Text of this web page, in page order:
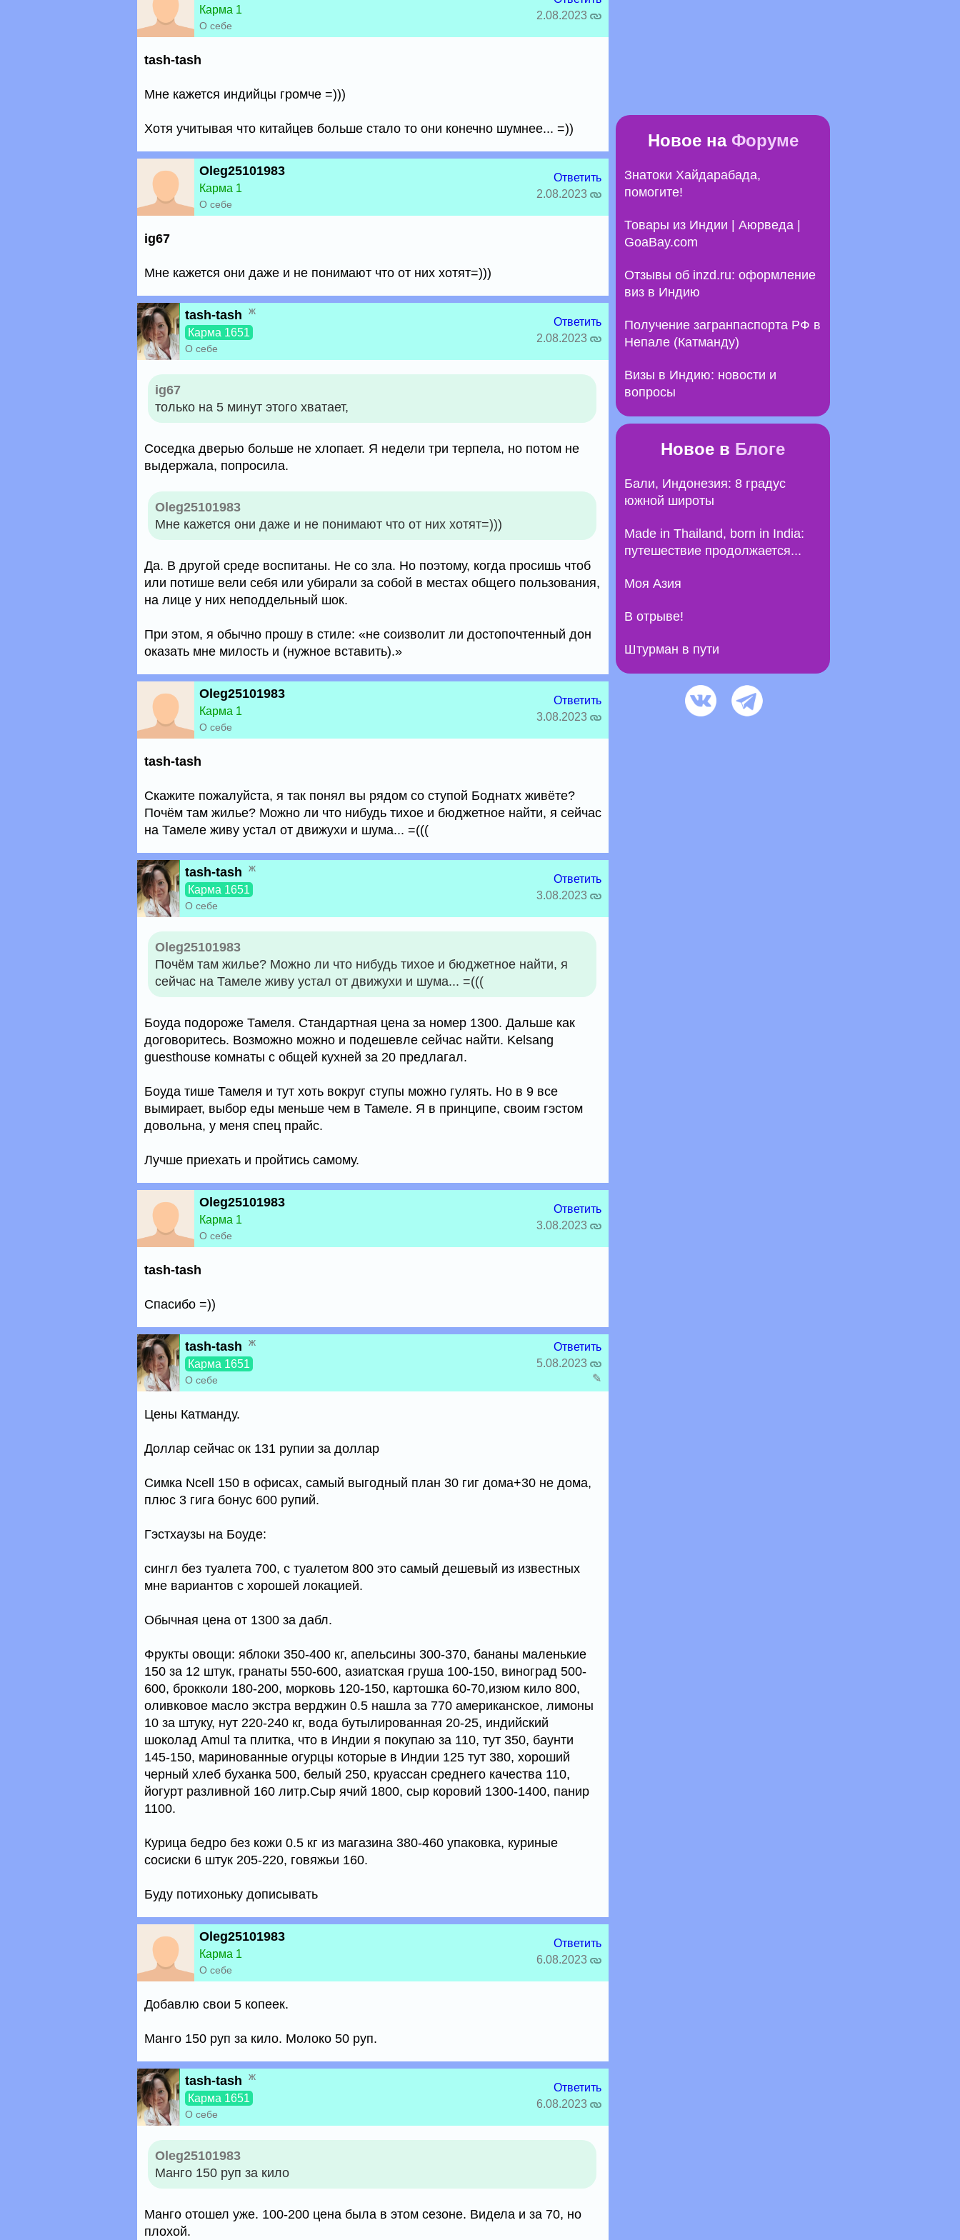
Карма 1
О себе
2.08.2023
tash-tash
Мне кажется индийцы громче =)))
Хотя учитывая что китайцев больше стало то они конечно шумнее... =))
Oleg25101983
Карма 1
О себе
Ответить
2.08.2023
ig67
Мне кажется они даже и не понимают что от них хотят=)))
tash-tash ж
Карма 1651
О себе
Ответить
2.08.2023
ig67
только на 5 минут этого хватает,
Соседка дверью больше не хлопает. Я недели три терпела, но потом не
выдержала, попросила.
Oleg25101983
Мне кажется они даже и не понимают что от них хотят=)))
Да. В другой среде воспитаны. Не со зла. Но поэтому, когда просишь чтоб
или потише вели себя или убирали за собой в местах общего пользования,
на лице у них неподдельный шок.
При этом, я обычно прошу в стиле: «не соизволит ли достопочтенный дон
оказать мне милость и (нужное вставить).»
Oleg25101983
Карма 1
О себе
Ответить
3.08.2023
tash-tash
Скажите пожалуйста, я так понял вы рядом со ступой Боднатх живёте?
Почём там жилье? Можно ли что нибудь тихое и бюджетное найти, я сейчас
на Тамеле живу устал от движухи и шума... =(((
tash-tash ж
Карма 1651
О себе
Ответить
3.08.2023
Oleg25101983
Почём там жилье? Можно ли что нибудь тихое и бюджетное найти, я
сейчас на Тамеле живу устал от движухи и шума... =(((
Боуда подороже Тамеля. Стандартная цена за номер 1300. Дальше как
договоритесь. Возможно можно и подешевле сейчас найти. Kelsang
guesthouse комнаты с общей кухней за 20 предлагал.
Боуда тише Тамеля и тут хоть вокруг ступы можно гулять. Но в 9 все
вымирает, выбор еды меньше чем в Тамеле. Я в принципе, своим гэстом
довольна, у меня спец прайс.
Лучше приехать и пройтись самому.
Oleg25101983
Карма 1
О себе
Ответить
3.08.2023
tash-tash
Спасибо =))
tash-tash ж
Карма 1651
О себе
Ответить
5.08.2023
✎
Цены Катманду.
Доллар сейчас ок 131 рупии за доллар
Симка Ncell 150 в офисах, самый выгодный план 30 гиг дома+30 не дома,
плюс 3 гига бонус 600 рупий.
Гэстхаузы на Боуде:
сингл без туалета 700, с туалетом 800 это самый дешевый из известных
мне вариантов с хорошей локацией.
Обычная цена от 1300 за дабл.
Фрукты овощи: яблоки 350-400 кг, апельсины 300-370, бананы маленькие
150 за 12 штук, гранаты 550-600, азиатская груша 100-150, виноград 500-
600, брокколи 180-200, морковь 120-150, картошка 60-70,изюм кило 800,
оливковое масло экстра верджин 0.5 нашла за 770 американское, лимоны
10 за штуку, нут 220-240 кг, вода бутылированная 20-25, индийский
шоколад Amul та плитка, что в Индии я покупаю за 110, тут 350, баунти
145-150, маринованные огурцы которые в Индии 125 тут 380, хороший
черный хлеб буханка 500, белый 250, круассан среднего качества 110,
йогурт разливной 160 литр.Сыр ячий 1800, сыр коровий 1300-1400, панир
1100.
Курица бедро без кожи 0.5 кг из магазина 380-460 упаковка, куриные
сосиски 6 штук 205-220, говяжьи 160.
Буду потихоньку дописывать
Oleg25101983
Карма 1
О себе
Ответить
6.08.2023
Добавлю свои 5 копеек.
Манго 150 руп за кило. Молоко 50 руп.
tash-tash ж
Карма 1651
О себе
Ответить
6.08.2023
Oleg25101983
Манго 150 руп за кило
Манго отошел уже. 100-200 цена была в этом сезоне. Видела и за 70, но
плохой.
Новое на Форуме
Знатоки Хайдарабада,
помогите!
Товары из Индии | Аюрведа |
GoaBay.com
Отзывы об inzd.ru: оформление
виз в Индию
Получение загранпаспорта РФ в
Непале (Катманду)
Визы в Индию: новости и
вопросы
Новое в Блоге
Бали, Индонезия: 8 градус
южной широты
Made in Thailand, born in India:
путешествие продолжается...
Моя Азия
В отрыве!
Штурман в пути